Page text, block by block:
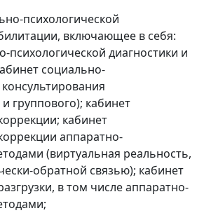
психологической
включающее в себя:
психологической диагностики и
социально-
группового); кабинет
кабинет
аппаратно-
(виртуальная реальность,
обратной связью); кабинет
в том числе аппаратно-